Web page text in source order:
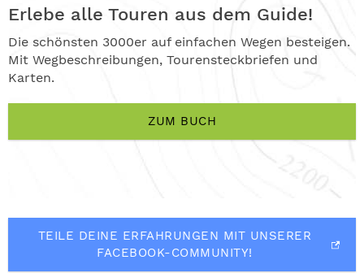
Erlebe alle Touren aus dem Guide!
Die schönsten 3000er auf einfachen Wegen besteigen.
Mit Wegbeschreibungen, Tourensteckbriefen und
Karten.
ZUM BUCH
TEILE DEINE ERFAHRUNGEN MIT UNSERER
FACEBOOK-COMMUNITY!